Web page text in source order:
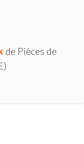
de Pièces de